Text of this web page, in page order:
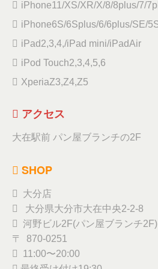
iPhone11/XS/XR/X/8/8plus/7/
iPhone6S/6Splus/6/6plus/SE/
iPad2,3,4,/iPad mini/iPadAir
iPod Touch2,3,4,5,6
XperiaZ3,Z4,Z5
アクセス
大在駅前 パン屋ブランチの2F
SHOP
大分店
大分県大分市大在中央2-2-8
河野ビル2F(パン屋ブランチ2F)
〒 870-0251
11:00〜20:00